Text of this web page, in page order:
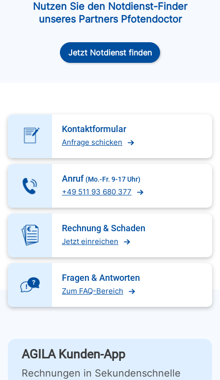
Nutzen Sie den Notdienst-Finder
unseres Partners Pfotendoctor
Jetzt Notdienst finden
Kontaktformular
Anfrage schicken
Anruf (Mo.-Fr. 9-17 Uhr)
+49 511 93 680 377
Rechnung & Schaden
Jetzt einreichen
Fragen & Antworten
Zum FAQ-Bereich
AGILA Kunden-App
Rechnungen in Sekundenschnelle